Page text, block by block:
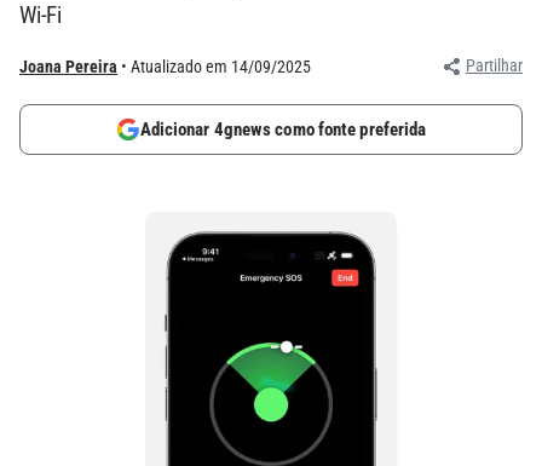
Wi-Fi
Joana Pereira Atualizado em 14/09/2025 Partilhar
Adicionar 4gnews como fonte preferida